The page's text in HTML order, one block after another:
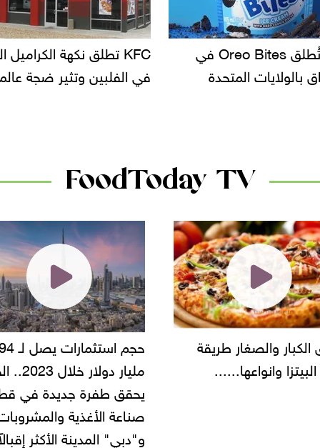
KFC تطلق نكهة الكراميل المملح
وتثير ضجة عالمية
دعوات للتحقيق في أسباب
سحب بعض ألبان
FoodToday TV
حجم استثمارات يصل لـ 94
"أمن القاهرة" يضبط
شركة مطاعم استولى على
أموال المواطنين بزعم